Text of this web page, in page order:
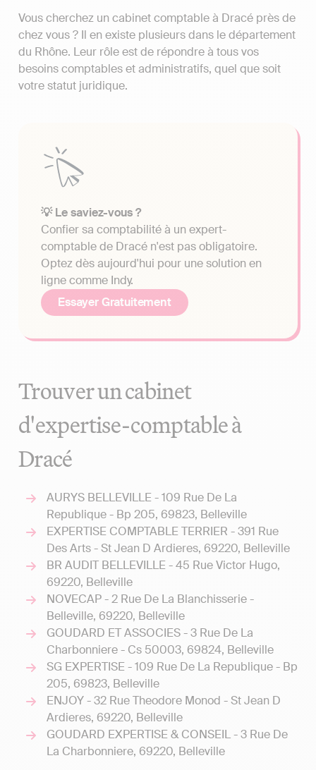
Vous cherchez un cabinet comptable à Dracé près de
chez vous ? Il en existe plusieurs dans le département
du Rhône. Leur rôle est de répondre à tous vos
besoins comptables et administratifs, quel que soit
votre statut juridique.
💡 Le saviez-vous ?
Confier sa comptabilité à un expert-
comptable de Dracé n'est pas obligatoire.
Optez dès aujourd'hui pour une solution en
ligne comme Indy.
Essayer Gratuitement
Trouver un cabinet
d'expertise-comptable à
Dracé
AURYS BELLEVILLE - 109 Rue De La
Republique - Bp 205, 69823, Belleville
EXPERTISE COMPTABLE TERRIER - 391 Rue
Des Arts - St Jean D Ardieres, 69220, Belleville
BR AUDIT BELLEVILLE - 45 Rue Victor Hugo,
69220, Belleville
NOVECAP - 2 Rue De La Blanchisserie -
Belleville, 69220, Belleville
GOUDARD ET ASSOCIES - 3 Rue De La
Charbonniere - Cs 50003, 69824, Belleville
SG EXPERTISE - 109 Rue De La Republique - Bp
205, 69823, Belleville
ENJOY - 32 Rue Theodore Monod - St Jean D
Ardieres, 69220, Belleville
GOUDARD EXPERTISE & CONSEIL - 3 Rue De
La Charbonniere, 69220, Belleville